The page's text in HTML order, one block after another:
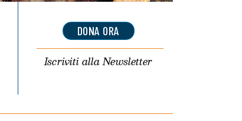
DONA ORA
Iscriviti allaNewsletter